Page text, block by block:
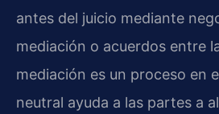
antes del juicio mediante
mediación o acuerdos entre
mediación es un proceso en
neutral ayuda a las partes a